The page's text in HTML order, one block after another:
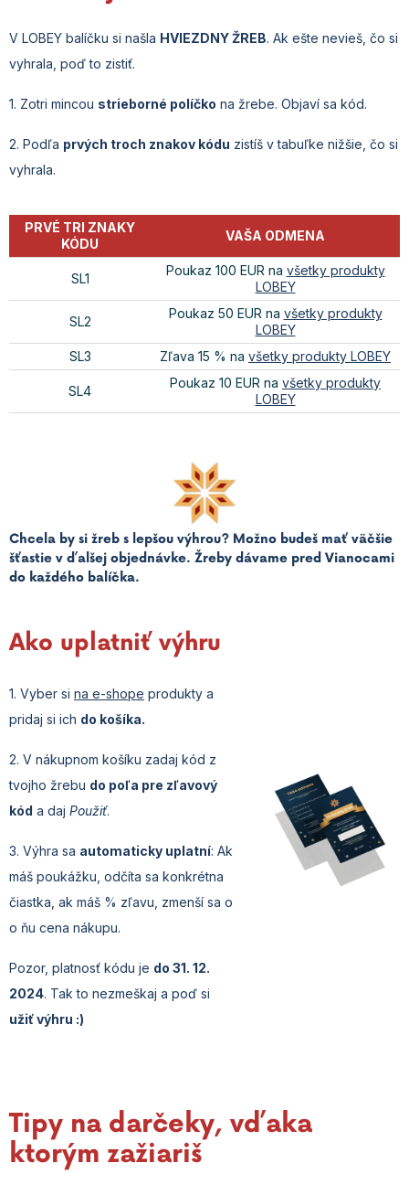
V LOBEY balíčku si našla HVIEZDNY ŽREB. Ak ešte nevieš, čo si
vyhrala, poď to zistiť.
1. Zotri mincou strieborné políčko na žrebe. Objaví sa kód.
2. Podľa prvých troch znakov kódu zistíš v tabuľke nižšie, čo si
vyhrala.
PRVÉ TRI ZNAKY
KÓDU
VAŠA ODMENA
SL1
Poukaz 100 EUR na všetky produkty
LOBEY
SL2
Poukaz 50 EUR na všetky produkty
LOBEY
SL3
Zľava 15 % na všetky produkty LOBEY
SL4
Poukaz 10 EUR na všetky produkty
LOBEY
Chcela by si žreb s lepšou výhrou? Možno budeš mať väčšie
šťastie v ďalšej objednávke. Žreby dávame pred Vianocami
do každého balíčka.
Ako uplatniť výhru
1. Vyber si na e-shope produkty a
pridaj si ich do košíka.
2. V nákupnom košíku zadaj kód z
tvojho žrebu do poľa pre zľavový
kód a daj Použiť.
3. Výhra sa automaticky uplatní: Ak
máš poukážku, odčíta sa konkrétna
čiastka, ak máš % zľavu, zmenší sa o
o ňu cena nákupu.
Pozor, platnosť kódu je do 31. 12.
2024. Tak to nezmeškaj a poď si
užiťvýhru :)
Tipy na darčeky, vďaka
ktorým zažiariš